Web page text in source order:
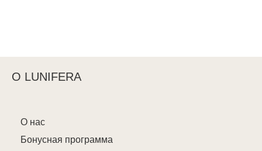
О LUNIFERA
О нас
Бонусная программа